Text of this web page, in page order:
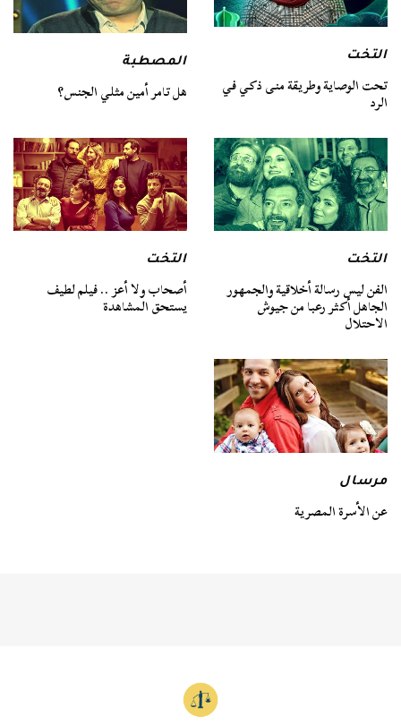
التخت
تحت الوصاية وطريقة منى ذكي في
الرد
المصطبة
هل تامر أمين مثلي الجنس؟
التخت
الفن ليس رسالة أخلاقية والجمهور
الجاهل أكثر رعبا من جيوش
الاحتلال
التخت
أصحاب ولا أعز .. فيلم لطيف
يستحق المشاهدة
مرسال
عن الأسرة المصرية